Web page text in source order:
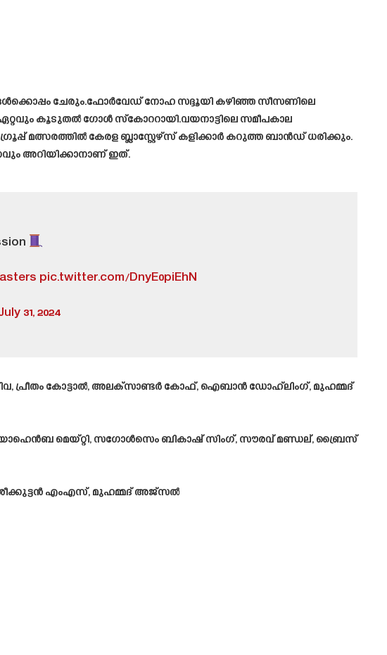
ചേരും.ഫോർവേഡ് നോഹ സദ്ദൂയി കഴിഞ്ഞ സീസണിലെ
കൂടുതൽ ഗോൾ സ്‌കോററായി.വയനാട്ടിലെ സമീപകാല
മത്സരത്തിൽ കേരള ബ്ലാസ്റ്റേഴ്‌സ് കളിക്കാർ കറുത്ത ബാൻഡ് ധരിക്കും.
അറിയിക്കാനാണ് ഇത്.
pic.twitter.com/DnyE0piEhN
31, 2024
പ്രീതം കോട്ടാൽ, അലക്‌സാണ്ടർ കോഫ്, ഐബാൻ ഡോഹ്‌ലിംഗ്, മുഹമ്മദ്
മെയ്റ്റി, സഗോൾസെം ബികാഷ് സിംഗ്, സൗരവ് മണ്ഡല്, ബ്രൈസ്
എംഎസ്, മുഹമ്മദ് അജ്സൽ